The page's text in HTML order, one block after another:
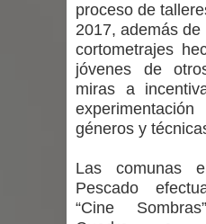
Dos internos
un forado
proceso de
2017, además
cortometrajes
jóvenes de
miras a
géneros y
Las comunas
Pescado
“Cine